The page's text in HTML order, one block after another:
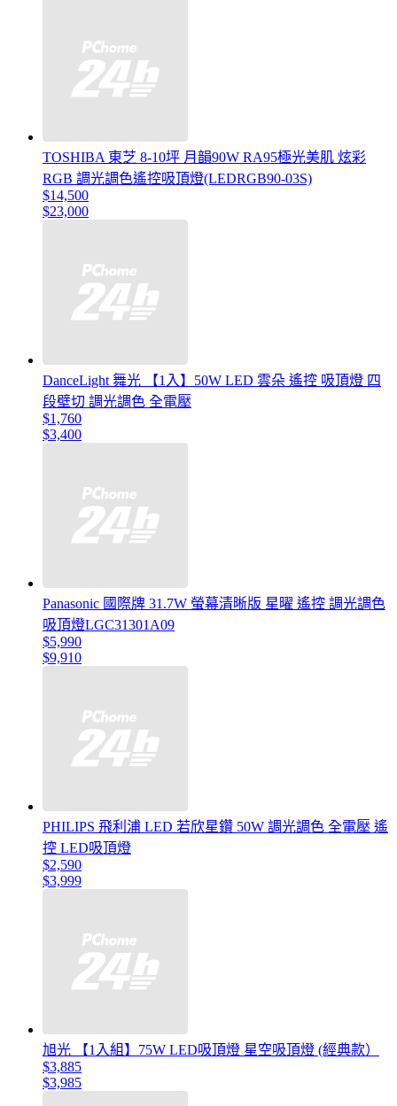
TOSHIBA 東芝 8-10坪 月韻90W RA95極光美肌 炫彩
RGB 調光調色遙控吸頂燈(LEDRGB90-03S)
$14,500
$23,000
DanceLight 舞光 【1入】50W LED 雲朵 遙控 吸頂燈 四
段壁切 調光調色 全電壓
$1,760
$3,400
Panasonic 國際牌 31.7W 螢幕清晰版 星曜 遙控 調光調色
吸頂燈LGC31301A09
$5,990
$9,910
PHILIPS 飛利浦 LED 若欣星鑽 50W 調光調色 全電壓 遙
控 LED吸頂燈
$2,590
$3,999
旭光 【1入組】75W LED吸頂燈 星空吸頂燈 (經典款）
$3,885
$3,985